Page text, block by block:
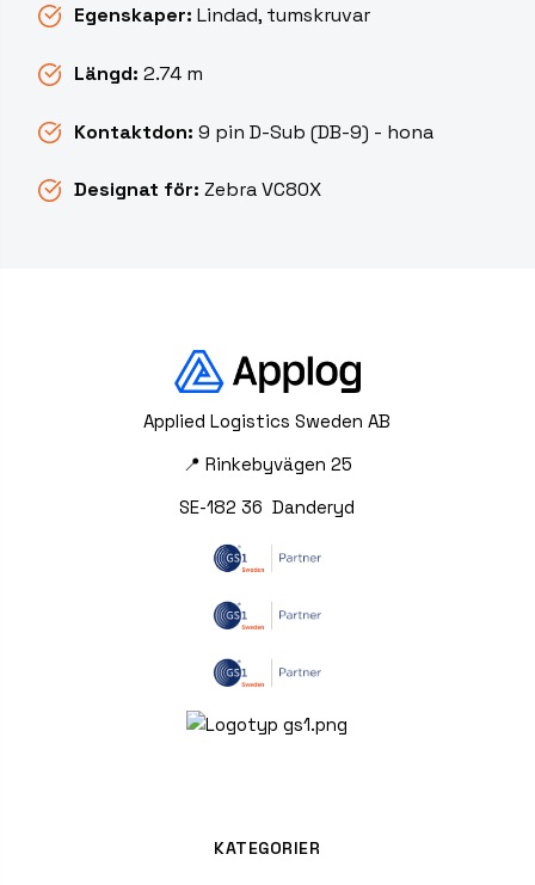
Egenskaper:Lindad, tumskruvar
Längd:2.74 m
Kontaktdon:9 pin D-Sub (DB-9) - hona
Designat för:Zebra VC80X
Applied Logistics Sweden AB
📍 Rinkebyvägen 25
SE-182 36 Danderyd
KATEGORIER